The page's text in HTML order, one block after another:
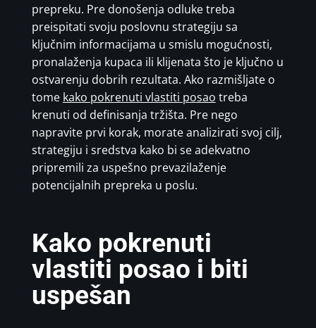
prepreku. Pre donošenja odluke treba
preispitati svoju poslovnu strategiju sa
ključnim informacijama u smislu mogućnosti,
pronalaženja kupaca ili klijenata što je ključno u
ostvarenju dobrih rezultata. Ako razmišljate o
tome kako pokrenuti vlastiti posao treba
krenuti od definisanja tržišta. Pre nego
napravite prvi korak, morate analizirati svoj cilj,
strategiju i sredstva kako bi se adekvatno
pripremili za uspešno prevazilaženje
potencijalnih prepreka u poslu.
Kako pokrenuti
vlastiti posao i biti
uspešan